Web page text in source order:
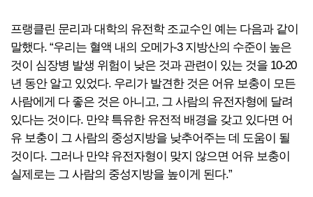
프랭클린 문리과 대학의 유전학 조교수인 예는 다음과 같이
말했다. “우리는 혈액 내의 오메가-3 지방산의 수준이 높은
것이 심장병 발생 위험이 낮은 것과 관련이 있는 것을 10-20
년 동안 알고 있었다. 우리가 발견한 것은 어유 보충이 모든
사람에게 다 좋은 것은 아니고, 그 사람의 유전자형에 달려
있다는 것이다. 만약 특유한 유전적 배경을 갖고 있다면 어
유 보충이 그 사람의 중성지방을 낮추어주는 데 도움이 될
것이다. 그러나 만약 유전자형이 맞지 않으면 어유 보충이
실제로는 그 사람의 중성지방을 높이게 된다.”